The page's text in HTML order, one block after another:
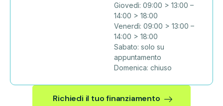
Giovedì: 09:00 > 13:00 –
14:00 > 18:00
Venerdì: 09:00 > 13:00 –
14:00 > 18:00
Sabato: solo su
appuntamento
Domenica: chiuso
Richiedi il tuo finanziamento